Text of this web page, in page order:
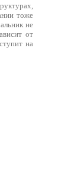
тоже
не
от
на